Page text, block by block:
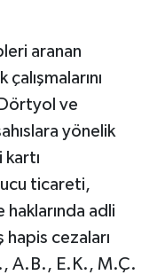
aranan
çalışmalarını
ve
yönelik
kartı
ticareti,
adli
cezaları
A.B., E.K., M.Ç.